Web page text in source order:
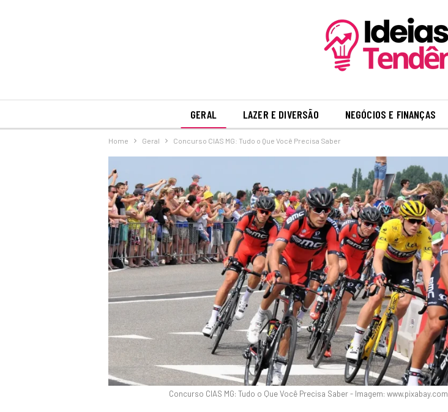
GERAL LAZER E DIVERSÃO NEGÓCIOS E FINANÇAS
Home Geral Concurso CIAS MG: Tudo o Que Você Precisa Saber
Concurso CIAS MG: Tudo o Que Você Precisa Saber - Imagem: www.pixabay.com